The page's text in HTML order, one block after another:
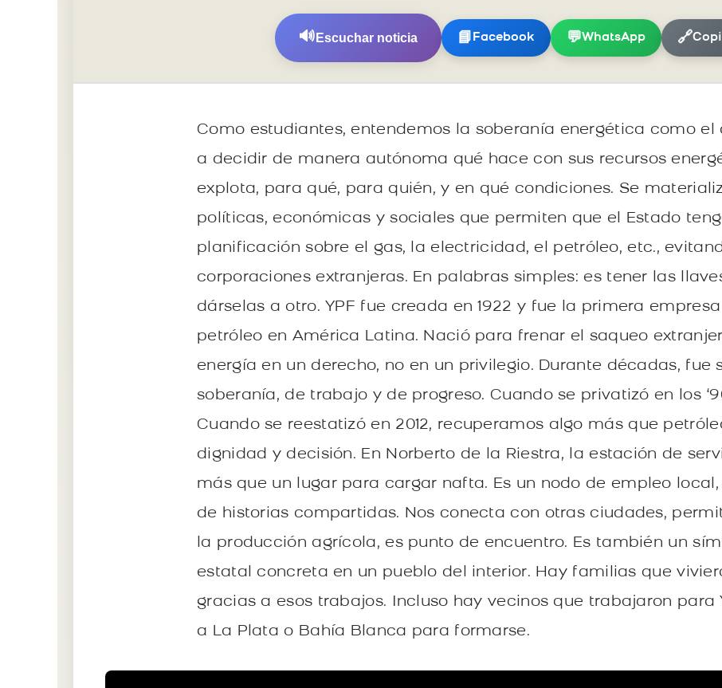
🔊 Escuchar noticia 📘 Facebook 💬WhatsApp 🔗
Como estudiantes, entendemos la soberanía energética como el
a decidir de manera autónoma qué hace con sus recursos
explota, para qué, para quién, y en qué condiciones. Se
políticas, económicas y sociales que permiten que el Estado
planificación sobre el gas, la electricidad, el petróleo, etc.,
corporaciones extranjeras. En palabras simples: es tener las
dárselas a otro. YPF fue creada en 1922 y fue la primera
petróleo en América Latina. Nació para frenar el saqueo
energía en un derecho, no en un privilegio. Durante décadas, fue
soberanía, de trabajo y de progreso. Cuando se privatizó en los
Cuando se reestatizó en 2012, recuperamos algo más que
dignidad y decisión. En Norberto de la Riestra, la estación de
más que un lugar para cargar nafta. Es un nodo de empleo
de historias compartidas. Nos conecta con otras ciudades,
la producción agrícola, es punto de encuentro. Es también un
estatal concreta en un pueblo del interior. Hay familias que
gracias a esos trabajos. Incluso hay vecinos que trabajaron para
a La Plata o Bahía Blanca para formarse.